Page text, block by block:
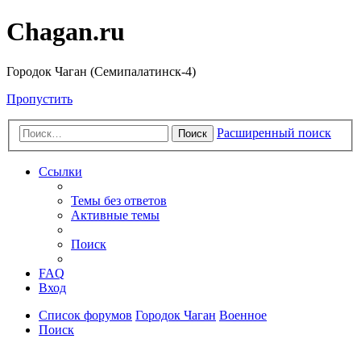
Chagan.ru
Городок Чаган (Семипалатинск-4)
Пропустить
Поиск Расширенный поиск
Ссылки
Темы без ответов
Активные темы
Поиск
FAQ
Вход
Список форумов Городок Чаган Военное
Поиск